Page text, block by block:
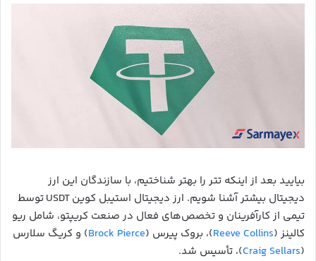
بیایید بعد از اینکه تتر را بهتر شناختیم، با سازندگان این ارز
دیجیتال بیشتر آشنا شویم. ارز دیجیتال استیبل کوین USDT توسط
تیمی از کارآفرینان و تخصص‌های فعال در صنعت کریپتو، شامل ریو
کالینز (Reeve Collins)، بروک پیرس (Brock Pierce) و کریگ سلارس
(
Craig Sellars)، تأسیس شد.